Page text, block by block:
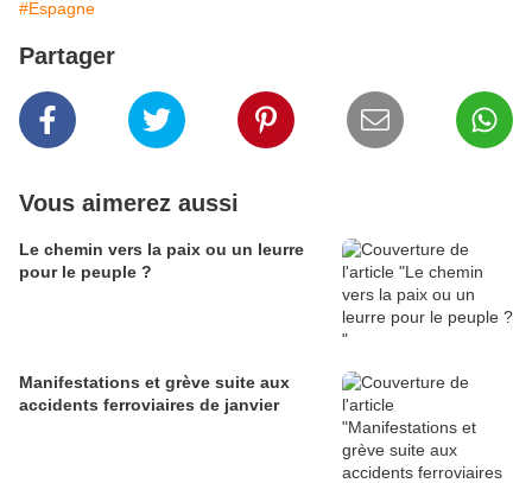
#Espagne
Partager
Vous aimerez aussi
Le chemin vers la paix ou un leurre
pour le peuple ?
Manifestations et grève suite aux
accidents ferroviaires de janvier